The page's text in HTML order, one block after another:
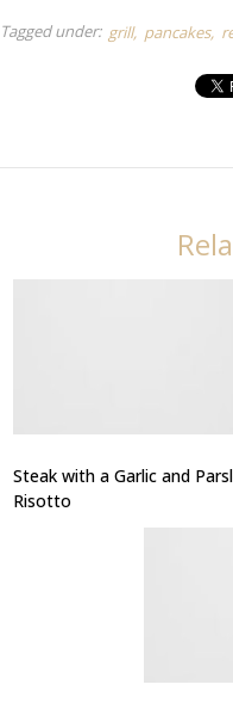
Tagged under: grill pancakes
Steak with a Garlic and
Risotto